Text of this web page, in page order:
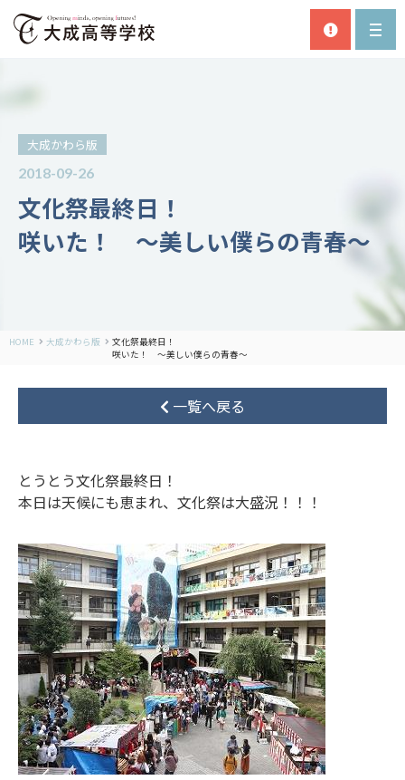
大成かわら版
2018-09-26
文化祭最終日！
咲いた！ ～美しい僕らの青春～
HOME 大成かわら版
文化祭最終日！
咲いた！ ～美しい僕らの青春～
一覧へ戻る
とうとう文化祭最終日！
本日は天候にも恵まれ、文化祭は大盛況！！！